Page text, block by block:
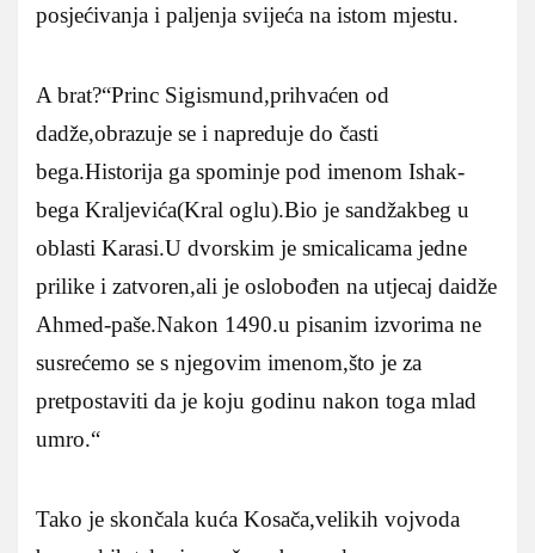
posjećivanja i paljenja svijeća na istom mjestu.
A brat?“Princ Sigismund,prihvaćen od
dadže,obrazuje se i napreduje do časti
bega.Historija ga spominje pod imenom Ishak-
bega Kraljevića(Kral oglu).Bio je sandžakbeg u
oblasti Karasi.U dvorskim je smicalicama jedne
prilike i zatvoren,ali je oslobođen na utjecaj daidže
Ahmed-paše.Nakon 1490.u pisanim izvorima ne
susrećemo se s njegovim imenom,što je za
pretpostaviti da je koju godinu nakon toga mlad
umro.“
Tako je skončala kuća Kosača,velikih vojvoda